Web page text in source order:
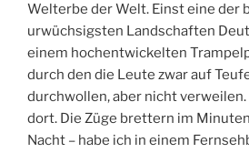
Welterbe der Welt. Einst eine der
urwüchsigsten Landschaften
einem hochentwickelten
durch den die Leute zwar auf
durchwollen, aber nicht verweilen.
dort. Die Züge brettern im
Nacht – habe ich in einem